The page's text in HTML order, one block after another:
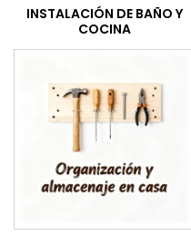
INSTALACIÓN DE BAÑO Y
COCINA